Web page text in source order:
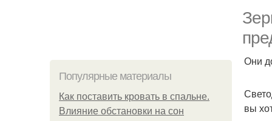
Популярные материалы
Как поставить кровать в спальне.
Влияние обстановки на сон
Они
вы